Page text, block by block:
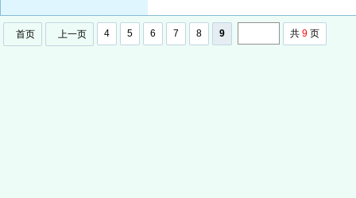
首页 上一页 4 5 6 7 8 9 共 9 页